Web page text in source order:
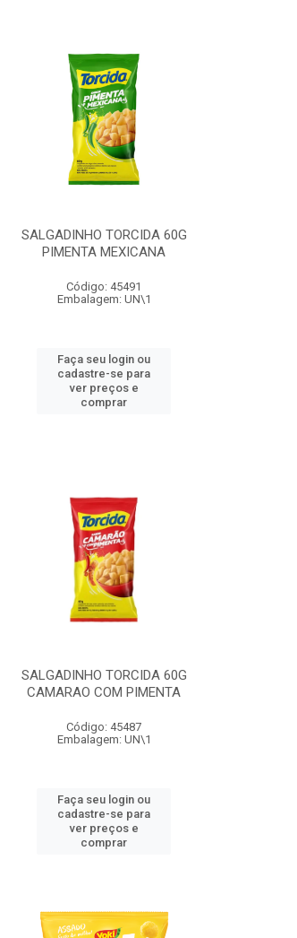
SALGADINHO TORCIDA 60G
PIMENTA MEXICANA
Código: 45491
Embalagem: UN\1
Faça seu login ou
cadastre-se para
ver preços e
comprar
SALGADINHO TORCIDA 60G
CAMARAO COM PIMENTA
Código: 45487
Embalagem: UN\1
Faça seu login ou
cadastre-se para
ver preços e
comprar